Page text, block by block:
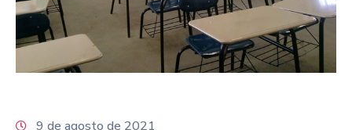
9 de agosto de 2021